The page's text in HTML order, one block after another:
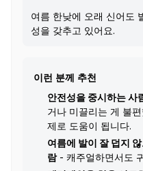
여름 한낮에 오래 신어도
성을 갖추고 있어요.
이런 분께 추천
안전성을 중시하는 사
거나 미끌리는 게 불
제로 도움이 됩니다.
여름에 발이 잘 덥지
람- 캐주얼하면서도